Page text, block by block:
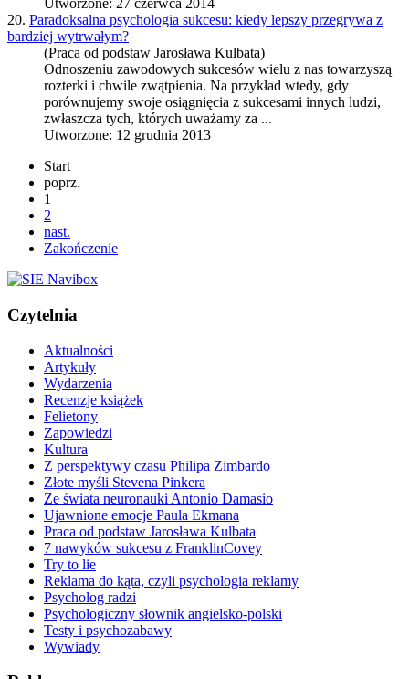
Utworzone: 27 czerwca 2014
20. Paradoksalna psychologia sukcesu: kiedy lepszy przegrywa z
bardziej wytrwałym?
(Praca od podstaw Jarosława Kulbata)
Odnoszeniu zawodowych sukcesów wielu z nas towarzyszą
rozterki i chwile zwątpienia. Na przykład wtedy, gdy
porównujemy swoje osiągnięcia z sukcesami innych ludzi,
zwłaszcza tych, których uważamy za ...
Utworzone: 12 grudnia 2013
Start
poprz.
1
2
nast.
Zakończenie
Czytelnia
Aktualności
Artykuły
Wydarzenia
Recenzje książek
Felietony
Zapowiedzi
Kultura
Z perspektywy czasu Philipa Zimbardo
Złote myśli Stevena Pinkera
Ze świata neuronauki Antonio Damasio
Ujawnione emocje Paula Ekmana
Praca od podstaw Jarosława Kulbata
7 nawyków sukcesu z FranklinCovey
Try to lie
Reklama do kąta, czyli psychologia reklamy
Psycholog radzi
Psychologiczny słownik angielsko-polski
Testy i psychozabawy
Wywiady